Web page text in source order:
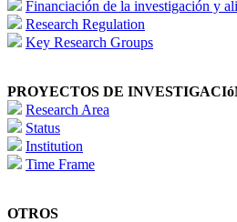
Financiación de la investigación y
Research Regulation
Key Research Groups
PROYECTOS DE
Research Area
Status
Institution
Time Frame
OTROS